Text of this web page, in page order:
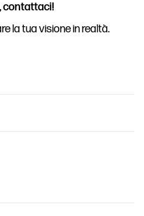
contattaci!
la tua visione in realtà.